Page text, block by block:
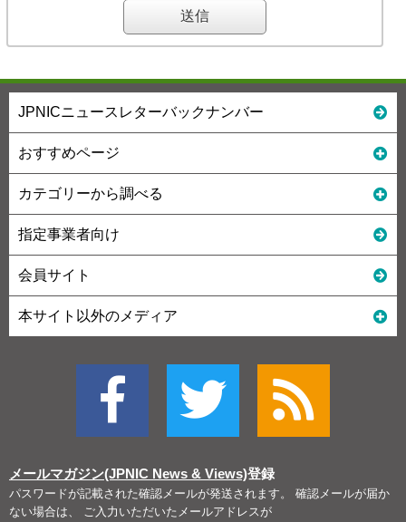
JPNICニュースレターバックナンバー
おすすめページ
カテゴリーから調べる
指定事業者向け
会員サイト
本サイト以外のメディア
メールマガジン(JPNIC News & Views)登録
パスワードが記載された確認メールが発送されます。 確認メールが届か
ない場合は、 ご入力いただいたメールアドレスが